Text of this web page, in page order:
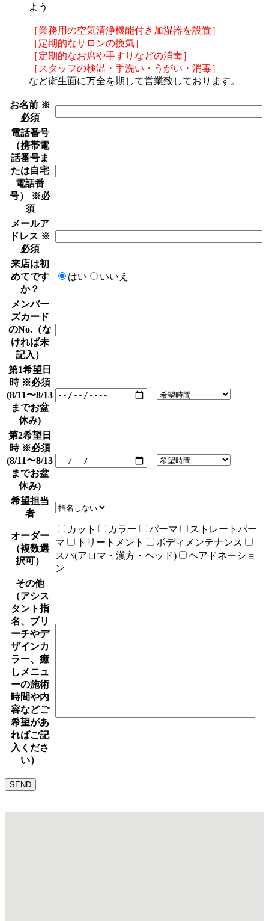
よう
［業務用の空気清浄機能付き加湿器を設置］
［定期的なサロンの換気］
［定期的なお席や手すりなどの消毒］
［スタッフの検温・手洗い・うがい・消毒］
など衛生面に万全を期して営業致しております。
お名前 ※
必須
電話番号
（携帯電
話番号ま
たは自宅
電話番
号）
※必
須
メールア
ドレス ※
必須
来店は初
めてです
か？
はい いいえ
メンバー
ズカード
のNo.（な
ければ未
記入）
第1希望日
時 ※必須
(8/11〜8/13
までお盆
休み)
第2希望日
時 ※必須
(8/11〜8/13
までお盆
休み)
希望担当
者
オーダー
（複数選
択可）
カット カラー パーマ
ストレートパー
マ
トリートメント
ボディメンテナンス
スパ(アロマ・漢方・ヘッド)
ヘアドネーショ
ン
その他
（アシス
タント指
名、ブリ
ーチやデ
ザインカ
ラー、癒
しメニュ
ーの施術
時間や内
容などご
希望があ
ればご記
入くださ
い）